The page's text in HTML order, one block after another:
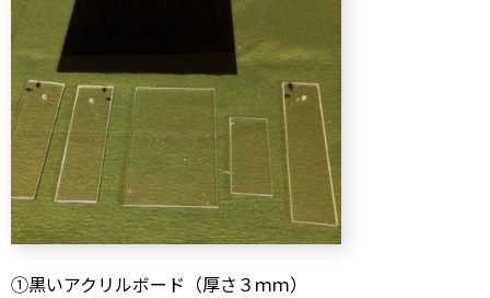
①黒いアクリルボード（厚さ３ｍｍ）